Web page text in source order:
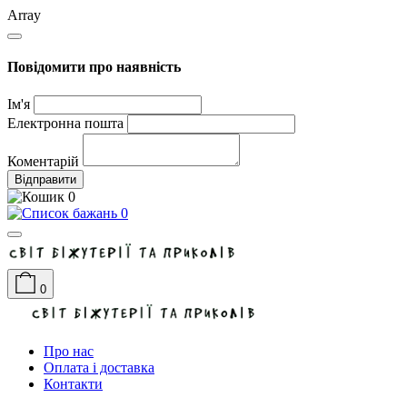
Array
Повідомити про наявність
Ім'я
Електронна пошта
Коментарій
Відправити
0
0
0
Про нас
Оплата і доставка
Контакти